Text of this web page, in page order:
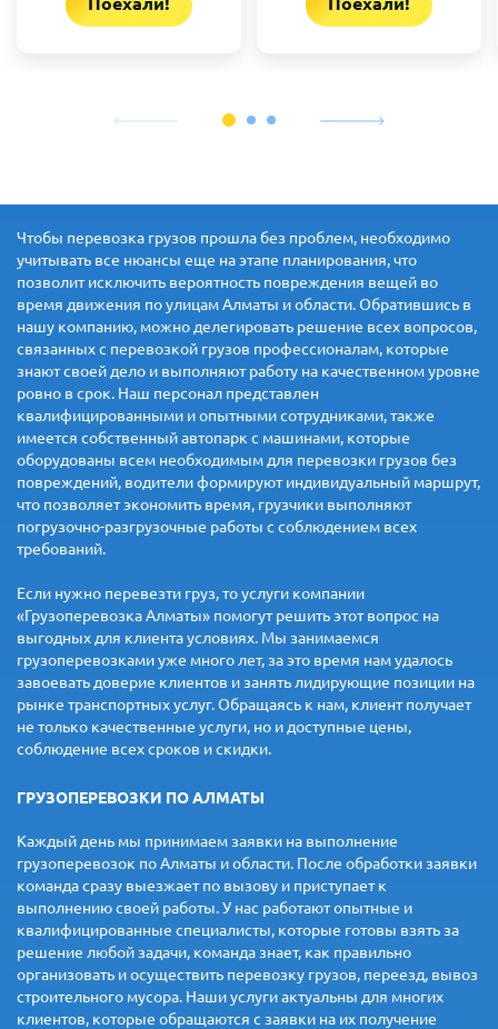
Чтобы перевозка грузов прошла без проблем, необходимо
учитывать все нюансы еще на этапе планирования, что
позволит исключить вероятность повреждения вещей во
время движения по улицам Алматы и области. Обратившись в
нашу компанию, можно делегировать решение всех вопросов,
связанных с перевозкой грузов профессионалам, которые
знают своей дело и выполняют работу на качественном уровне
ровно в срок. Наш персонал представлен
квалифицированными и опытными сотрудниками, также
имеется собственный автопарк с машинами, которые
оборудованы всем необходимым для перевозки грузов без
повреждений, водители формируют индивидуальный маршрут,
что позволяет экономить время, грузчики выполняют
погрузочно-разгрузочные работы с соблюдением всех
требований.
Если нужно перевезти груз, то услуги компании
«Грузоперевозка Алматы» помогут решить этот вопрос на
выгодных для клиента условиях. Мы занимаемся
грузоперевозками уже много лет, за это время нам удалось
завоевать доверие клиентов и занять лидирующие позиции на
рынке транспортных услуг. Обращаясь к нам, клиент получает
не только качественные услуги, но и доступные цены,
соблюдение всех сроков и скидки.
ГРУЗОПЕРЕВОЗКИ ПО АЛМАТЫ
Каждый день мы принимаем заявки на выполнение
грузоперевозок по Алматы и области. После обработки заявки
команда сразу выезжает по вызову и приступает к
выполнению своей работы. У нас работают опытные и
квалифицированные специалисты, которые готовы взять за
решение любой задачи, команда знает, как правильно
организовать и осуществить перевозку грузов, переезд, вывоз
строительного мусора. Наши услуги актуальны для многих
клиентов, которые обращаются с заявки на их получение